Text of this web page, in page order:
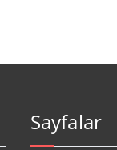
Sayfalar